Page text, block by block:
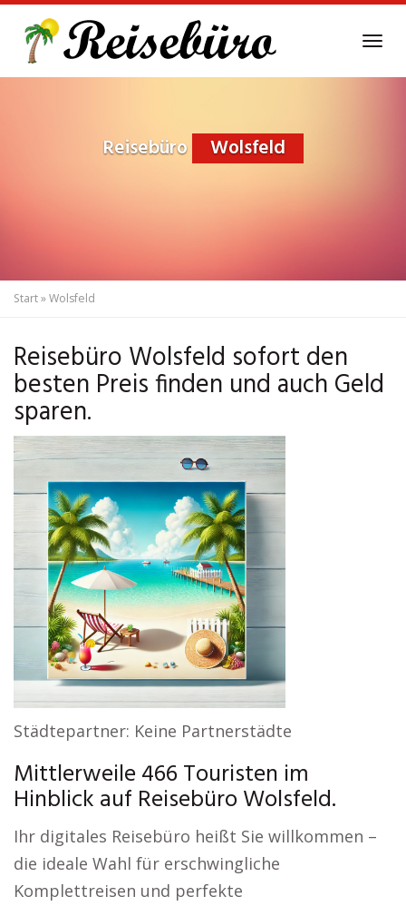
main
Reisebüro Wolsfeld
Start»Wolsfeld
Reisebüro Wolsfeld sofort den
besten Preis finden und auch Geld
sparen.
Städtepartner: Keine Partnerstädte
Mittlerweile 466 Touristen im
Hinblick auf Reisebüro Wolsfeld.
Ihr digitales Reisebüro heißt Sie willkommen –
die ideale Wahl für erschwingliche
Komplettreisen und perfekte